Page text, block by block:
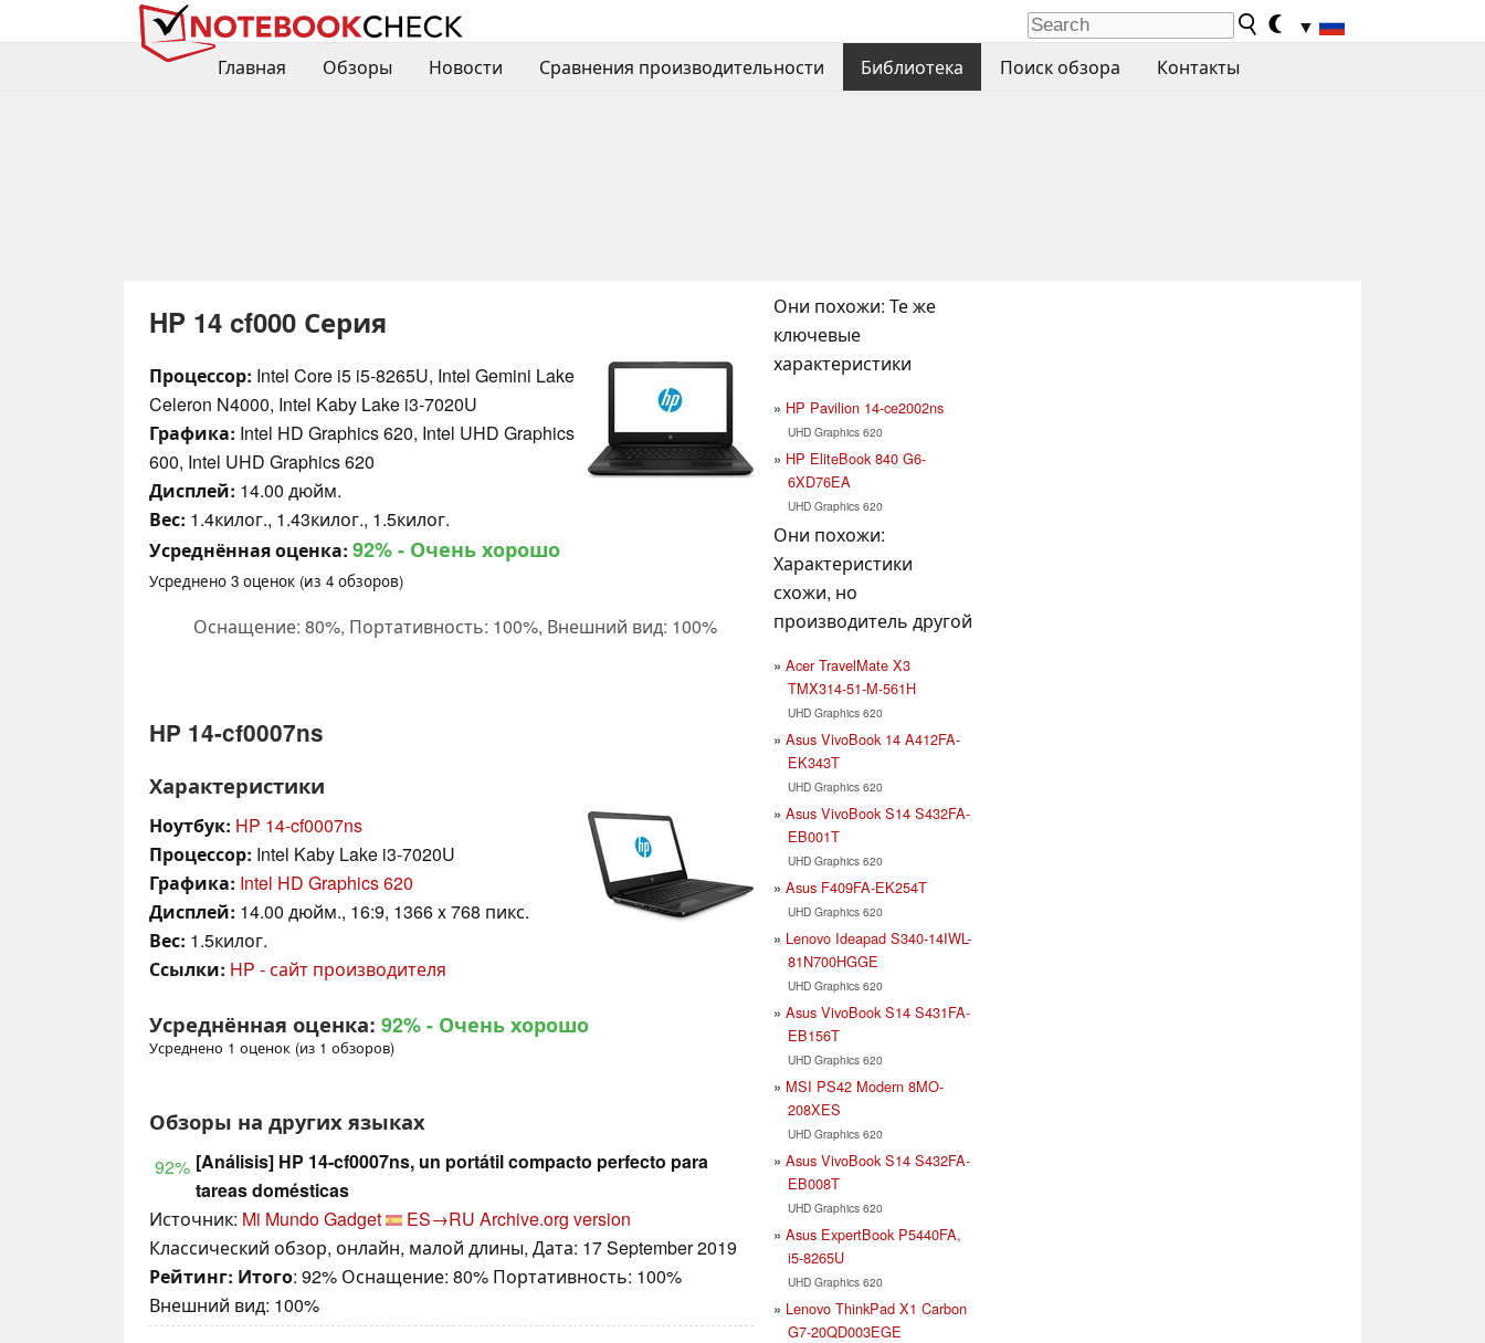
▼
Главная
Обзоры Новости Сравнения производительности Библиотека Поиск обзора Контакты
HP 14 cf000 Серия
Процессор: Intel Core i5 i5-8265U, Intel Gemini Lake
Celeron N4000, Intel Kaby Lake i3-7020U
Графика: Intel HD Graphics 620, Intel UHD Graphics
600, Intel UHD Graphics 620
Дисплей: 14.00 дюйм.
Вес: 1.4килог., 1.43килог., 1.5килог.
Усреднённая оценка: 92%- Очень хорошо
Усреднено 3 оценок (из 4 обзоров)
Оснащение: 80%, Портативность: 100%, Внешний вид: 100%
HP 14-cf0007ns
Характеристики
Ноутбук: HP 14-cf0007ns
Процессор: Intel Kaby Lake i3-7020U
Графика: Intel HD Graphics 620
Дисплей: 14.00 дюйм., 16:9, 1366 x 768 пикс.
Вес: 1.5килог.
Ссылки: HP - сайт производителя
Усреднённая оценка: 92%- Очень хорошо
Усреднено 1 оценок (из 1 обзоров)
Обзоры на других языках
92% [Análisis] HP 14-cf0007ns, un portátil compacto perfecto para
tareas domésticas
Источник: Mi Mundo Gadget ES→RU Archive.org version
Классический обзор, онлайн, малой длины, Дата: 17 September 2019
Рейтинг: Итого: 92% Оснащение: 80% Портативность: 100%
Внешний вид: 100%
Они похожи: Те же
ключевые
характеристики
HP Pavilion 14-ce2002ns
UHD Graphics 620
HP EliteBook 840 G6-
6XD76EA
UHD Graphics 620
Они похожи:
Характеристики
схожи, но
производитель другой
Acer TravelMate X3
TMX314-51-M-561H
UHD Graphics 620
Asus VivoBook 14 A412FA-
EK343T
UHD Graphics 620
Asus VivoBook S14 S432FA-
EB001T
UHD Graphics 620
Asus F409FA-EK254T
UHD Graphics 620
Lenovo Ideapad S340-14IWL-
81N700HGGE
UHD Graphics 620
Asus VivoBook S14 S431FA-
EB156T
UHD Graphics 620
MSI PS42 Modern 8MO-
208XES
UHD Graphics 620
Asus VivoBook S14 S432FA-
EB008T
UHD Graphics 620
Asus ExpertBook P5440FA,
i5-8265U
UHD Graphics 620
Lenovo ThinkPad X1 Carbon
G7-20QD003EGE